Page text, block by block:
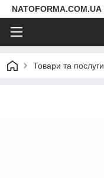
NATOFORMA.COM.UA
Товари та послуги